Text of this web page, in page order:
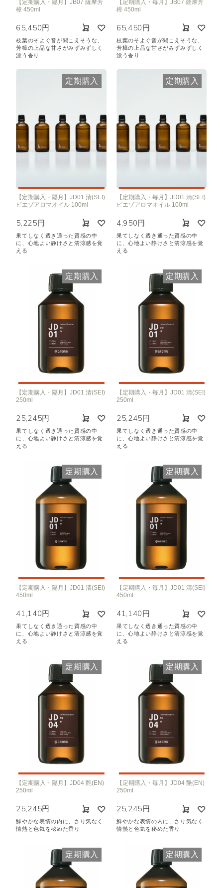
【定期購入・隔月】JB07 薩摩芳
樟 450ml
65,450円
枝葉のそよぐ音が聞こえそうな、
芳樟の上品な甘さがみずみずしく
漂う香り
【定期購入・毎月】JB07 薩摩芳
樟 450ml
65,450円
枝葉のそよぐ音が聞こえそうな、
芳樟の上品な甘さがみずみずしく
漂う香り
定期購入
【定期購入・隔月】JD01 清(SEI)
ピエゾアロマオイル 100ml
5,225円
果てしなく透き通った質感の中
に、心地よい静けさと清涼感を覚
える
定期購入
【定期購入・毎月】JD01 清(SEI)
ピエゾアロマオイル 100ml
4,950円
果てしなく透き通った質感の中
に、心地よい静けさと清涼感を覚
える
定期購入
【定期購入・隔月】JD01 清(SEI)
250ml
25,245円
果てしなく透き通った質感の中
に、心地よい静けさと清涼感を覚
える
定期購入
【定期購入・毎月】JD01 清(SEI)
250ml
25,245円
果てしなく透き通った質感の中
に、心地よい静けさと清涼感を覚
える
定期購入
【定期購入・隔月】JD01 清(SEI)
450ml
41,140円
果てしなく透き通った質感の中
に、心地よい静けさと清涼感を覚
える
定期購入
【定期購入・毎月】JD01 清(SEI)
450ml
41,140円
果てしなく透き通った質感の中
に、心地よい静けさと清涼感を覚
える
定期購入
【定期購入・隔月】JD04 艶(EN)
250ml
25,245円
鮮やかな表情の内に、さり気なく
情熱と色気を秘めた香り
定期購入
【定期購入・毎月】JD04 艶(EN)
250ml
25,245円
鮮やかな表情の内に、さり気なく
情熱と色気を秘めた香り
定期購入 定期購入